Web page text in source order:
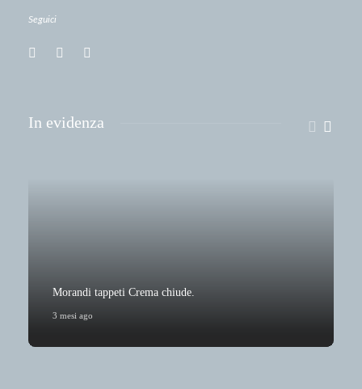
Seguici
In evidenza
Morandi tappeti Crema chiude.
3 mesi ago